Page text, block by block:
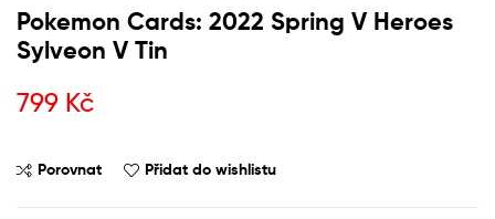
Pokemon Cards: 2022 Spring V Heroes
Sylveon V Tin
799 Kč
Porovnat Přidat do wishlistu